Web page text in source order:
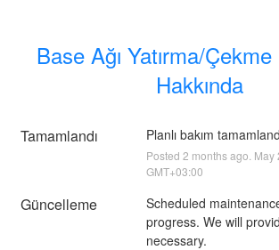
Base Ağı Yatırma/
Hakkında
Tamamlandı Planlı bakım
Posted 2 months ago. May
GMT+03:00
Güncelleme
Scheduled
progress. We will
necessary.